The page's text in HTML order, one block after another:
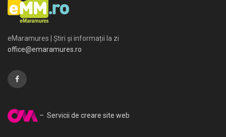
eMaramures | Știri și informații la zi
office@emaramures.ro
– Servicii de creare site web